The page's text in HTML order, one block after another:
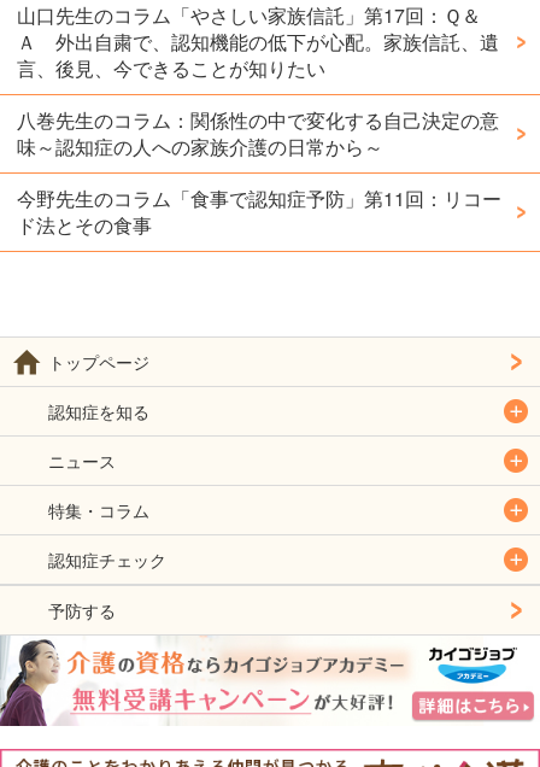
山口先生のコラム「やさしい家族信託」第17回：Ｑ＆
Ａ 外出自粛で、認知機能の低下が心配。家族信託、遺
言、後見、今できることが知りたい
八巻先生のコラム：関係性の中で変化する自己決定の意
味～認知症の人への家族介護の日常から～
今野先生のコラム「食事で認知症予防」第11回：リコー
ド法とその食事
トップページ
認知症を知る
ニュース
特集・コラム
認知症チェック
予防する